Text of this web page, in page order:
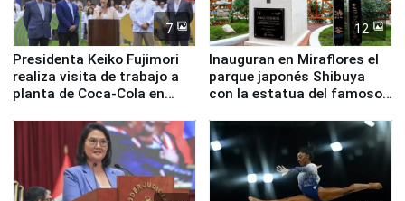
7
Presidenta Keiko Fujimori
realiza visita de trabajo a
planta de Coca-Cola en
12
Inauguran en Miraflores el
parque japonés Shibuya
con la estatua del famoso